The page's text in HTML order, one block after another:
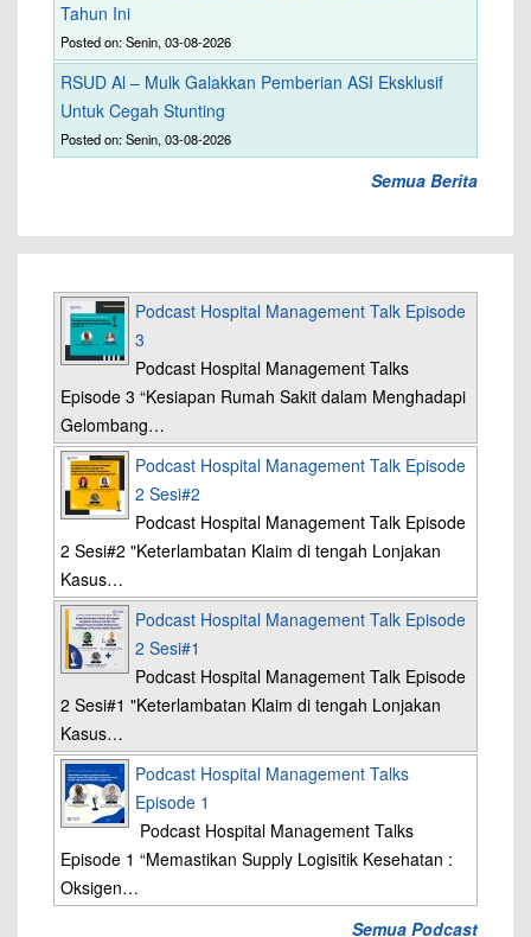
Tahun Ini
Posted on: Senin, 03-08-2026
RSUD Al – Mulk Galakkan Pemberian ASI Eksklusif
Untuk Cegah Stunting
Posted on: Senin, 03-08-2026
Semua Berita
Podcast Hospital Management Talk Episode
3
Podcast Hospital Management Talks
Episode 3 “Kesiapan Rumah Sakit dalam Menghadapi
Gelombang…
Podcast Hospital Management Talk Episode
2 Sesi#2
Podcast Hospital Management Talk Episode
2 Sesi#2 "Keterlambatan Klaim di tengah Lonjakan
Kasus…
Podcast Hospital Management Talk Episode
2 Sesi#1
Podcast Hospital Management Talk Episode
2 Sesi#1 "Keterlambatan Klaim di tengah Lonjakan
Kasus…
Podcast Hospital Management Talks
Episode 1
Podcast Hospital Management Talks
Episode 1 “Memastikan Supply Logisitik Kesehatan :
Oksigen…
Semua Podcast